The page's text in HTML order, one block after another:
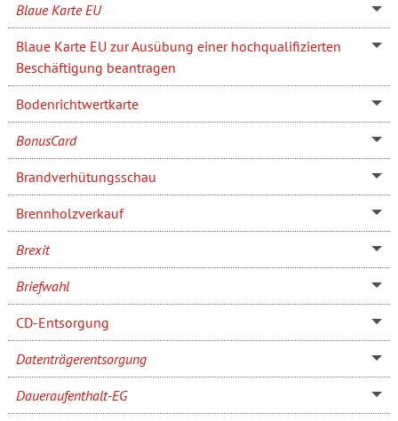
Blaue Karte EU
Blaue Karte EU zur Ausübung einer hochqualifizierten
Beschäftigung beantragen
Bodenrichtwertkarte
BonusCard
Brandverhütungsschau
Brennholzverkauf
Brexit
Briefwahl
CD-Entsorgung
Datenträgerentsorgung
Daueraufenthalt-EG